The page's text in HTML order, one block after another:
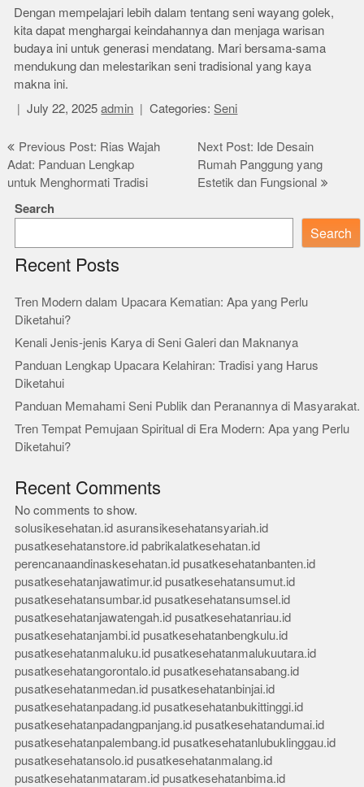
Dengan mempelajari lebih dalam tentang seni wayang golek,
kita dapat menghargai keindahannya dan menjaga warisan
budaya ini untuk generasi mendatang. Mari bersama-sama
mendukung dan melestarikan seni tradisional yang kaya
makna ini.
July 22, 2025 admin Categories:Seni
Post
navigation
Previous Post: Rias Wajah
Adat: Panduan Lengkap
untuk Menghormati Tradisi
Next Post: Ide Desain
Rumah Panggung yang
Estetik dan Fungsional
Search
Search
Recent Posts
Tren Modern dalam Upacara Kematian: Apa yang Perlu
Diketahui?
Kenali Jenis-jenis Karya di Seni Galeri dan Maknanya
Panduan Lengkap Upacara Kelahiran: Tradisi yang Harus
Diketahui
Panduan Memahami Seni Publik dan Peranannya di Masyarakat.
Tren Tempat Pemujaan Spiritual di Era Modern: Apa yang Perlu
Diketahui?
Recent Comments
No comments to show.
solusikesehatan.id asuransikesehatansyariah.id
pusatkesehatanstore.id pabrikalatkesehatan.id
perencanaandinaskesehatan.id pusatkesehatanbanten.id
pusatkesehatanjawatimur.id pusatkesehatansumut.id
pusatkesehatansumbar.id pusatkesehatansumsel.id
pusatkesehatanjawatengah.id pusatkesehatanriau.id
pusatkesehatanjambi.id pusatkesehatanbengkulu.id
pusatkesehatanmaluku.id pusatkesehatanmalukuutara.id
pusatkesehatangorontalo.id pusatkesehatansabang.id
pusatkesehatanmedan.id pusatkesehatanbinjai.id
pusatkesehatanpadang.id pusatkesehatanbukittinggi.id
pusatkesehatanpadangpanjang.id pusatkesehatandumai.id
pusatkesehatanpalembang.id pusatkesehatanlubuklinggau.id
pusatkesehatansolo.id pusatkesehatanmalang.id
pusatkesehatanmataram.id pusatkesehatanbima.id